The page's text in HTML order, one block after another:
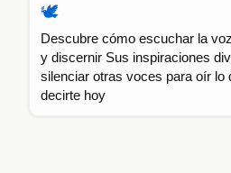
🕊️
Descubre cómo escuchar la
y discernir Sus inspiraciones
silenciar otras voces para oír lo
decirte hoy